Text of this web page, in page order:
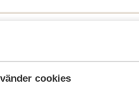
cookies